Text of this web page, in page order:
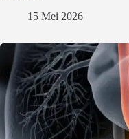
15 Mei 2026